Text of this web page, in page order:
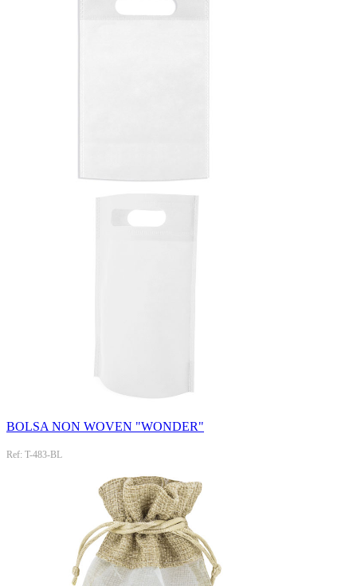
BOLSA NON WOVEN "WONDER"
Ref: T-483-BL